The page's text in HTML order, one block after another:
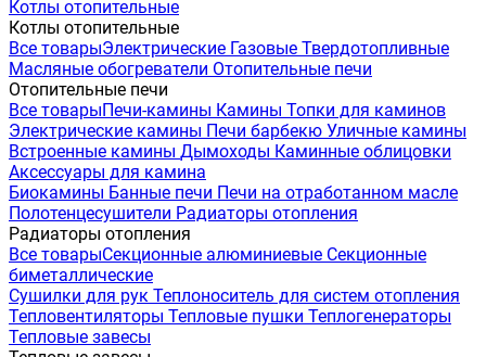
Котлы отопительные
Котлы отопительные
Все товарыЭлектрические Газовые Твердотопливные
Масляные обогреватели Отопительные печи
Отопительные печи
Все товарыПечи-камины Камины Топки для каминов
Электрические камины Печи барбекю Уличные камины
Встроенные камины Дымоходы Каминные облицовки
Аксессуары для камина
Биокамины Банные печи Печи на отработанном масле
Полотенцесушители Радиаторы отопления
Радиаторы отопления
Все товарыСекционные алюминиевые Секционные
биметаллические
Сушилки для рук Теплоноситель для систем отопления
Тепловентиляторы Тепловые пушки Теплогенераторы
Тепловые завесы